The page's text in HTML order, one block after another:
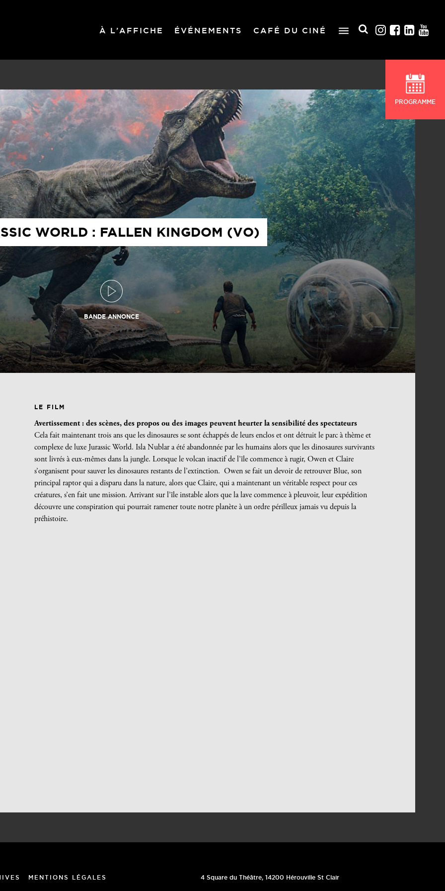
À L’AFFICHE ÉVÉNEMENTS CAFÉ DU CINÉ
WORLD : FALLEN KINGDOM (VO)
BANDE ANNONCE
LE FILM
Avertissement : des scènes, des propos ou des images peuvent heurter la sensibilité des spectateurs
Cela fait maintenant trois ans que les dinosaures se sont échappés de leurs enclos et ont détruit le parc à thème et
complexe de luxe Jurassic World. Isla Nublar a été abandonnée par les humains alors que les dinosaures survivants
sont livrés à eux-mêmes dans la jungle. Lorsque le volcan inactif de l’île commence à rugir, Owen et Claire
s’organisent pour sauver les dinosaures restants de l’extinction. Owen se fait un devoir de retrouver Blue, son
principal raptor qui a disparu dans la nature, alors que Claire, qui a maintenant un véritable respect pour ces
créatures, s’en fait une mission. Arrivant sur l’île instable alors que la lave commence à pleuvoir, leur expédition
découvre une conspiration qui pourrait ramener toute notre planète à un ordre périlleux jamais vu depuis la
préhistoire.
PROGRAMME
MENTIONS LÉGALES 4 Square du Théâtre, 14200 Hérouville St Clair